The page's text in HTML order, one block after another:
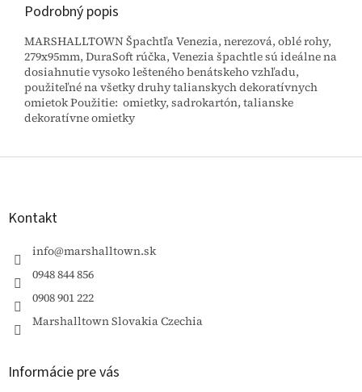
Podrobný popis
MARSHALLTOWN Špachtľa Venezia, nerezová, oblé rohy,
279x95mm, DuraSoft rúčka, Venezia špachtle sú ideálne na
dosiahnutie vysoko lešteného benátskeho vzhľadu,
použiteľné na všetky druhy talianskych dekoratívnych
omietok Použitie: omietky, sadrokartón, talianske
dekoratívne omietky
Z
Kontakt
info@marshalltown.sk
0948 844 856
0908 901 222
Marshalltown Slovakia Czechia
Informácie pre vás